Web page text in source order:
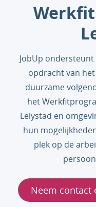
JobUp
opdracht van
duurzame
het
Lelystad en
hun
plek op de
Neem contact